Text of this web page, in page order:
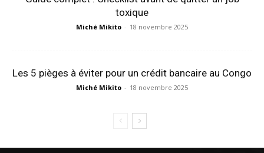
toxique
Miché Mikito - 18 novembre 2025
Les 5 pièges à éviter pour un crédit bancaire au Congo
Miché Mikito - 18 novembre 2025